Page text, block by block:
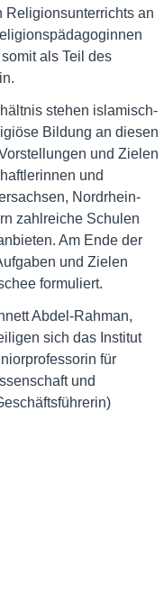
Religionsunterrichts an
als Teil des
stehen islamisch-
Bildung an diesen
und Zielen
und
Nordrhein-
zahlreiche Schulen
Am Ende der
und Zielen
formuliert.
Abdel-Rahman,
sich das Institut
für
und